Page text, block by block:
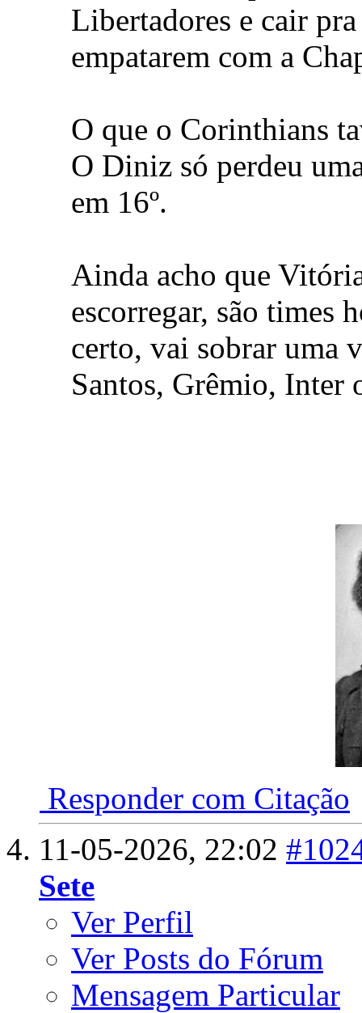
Libertadores e cair
empatarem com a
O que o Corinthians
O Diniz só perdeu
em 16º.
Ainda acho que
escorregar, são times
certo, vai sobrar uma
Santos, Grêmio, Inter
Responder com Citação
11-05-2026, 22:02
Sete
Ver Perfil
Ver Posts do Fórum
Mensagem Particular